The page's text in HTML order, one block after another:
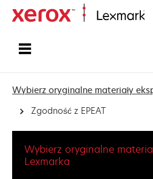
Wybierz oryginalne materiały
Zgodność z EPEAT
Wybierz oryginalne
Lexmarka